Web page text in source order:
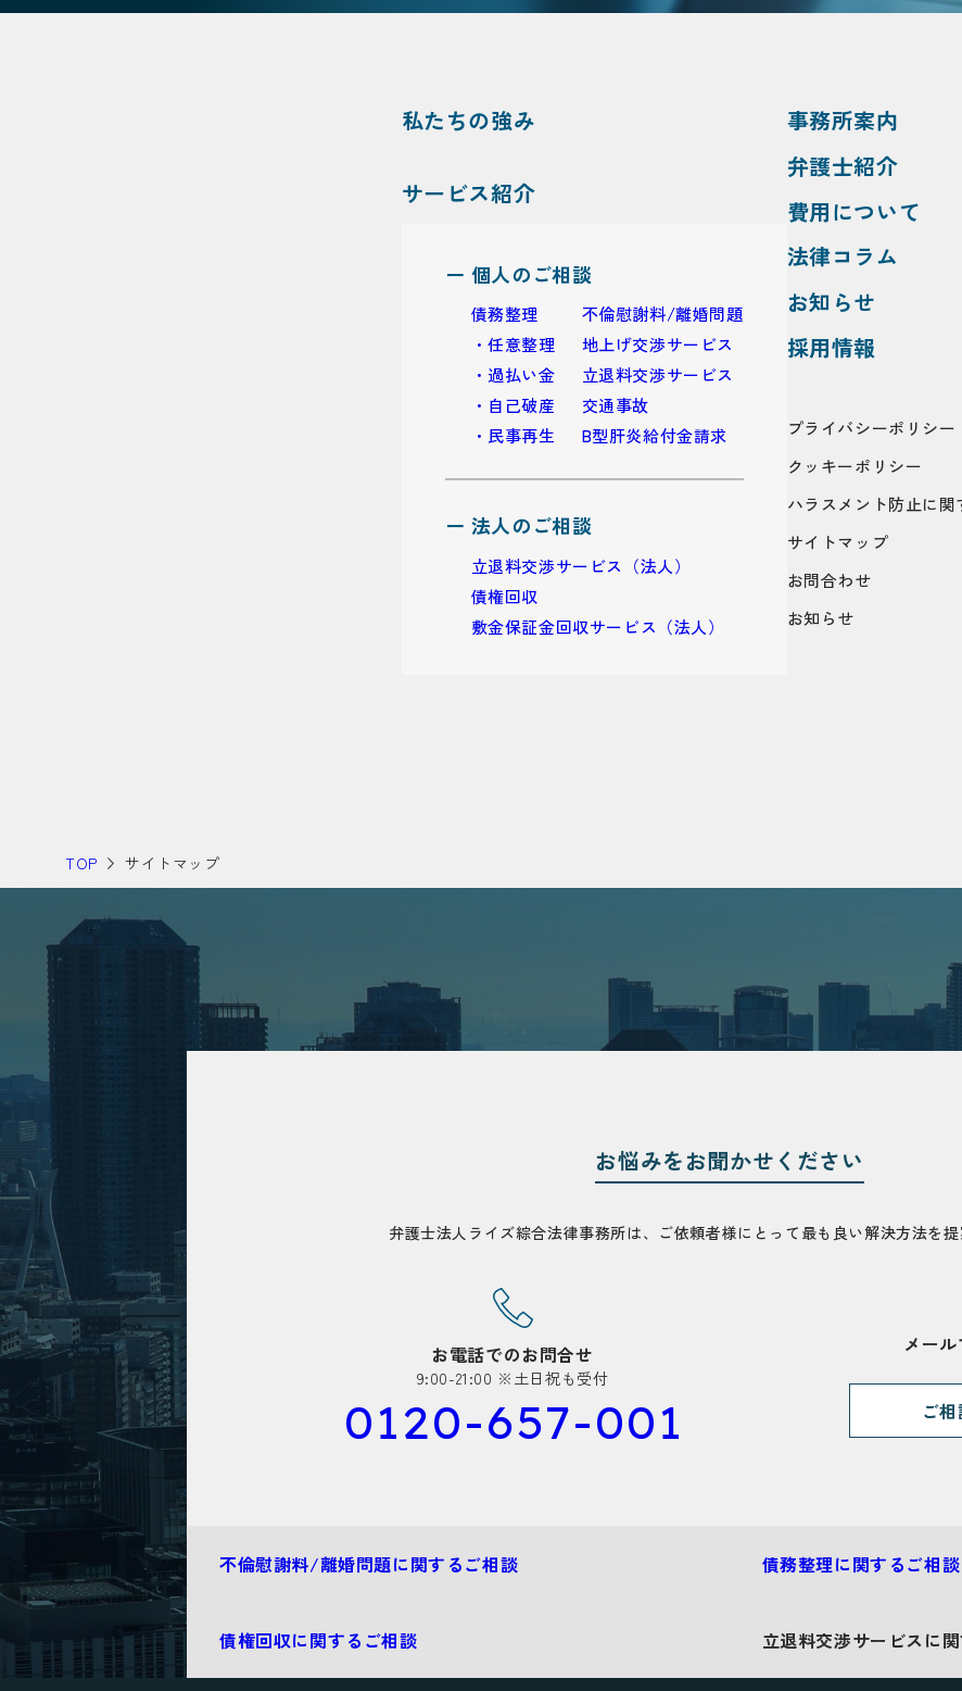
私たちの強み
サービス紹介
ー 個人のご相談
債務整理
・任意整理
・過払い金
・自己破産
・民事再生
不倫慰謝料/離婚問題
地上げ交渉サービス
立退料交渉サービス
交通事故
B型肝炎給付金請求
ー 法人のご相談
立退料交渉サービス（法人）
債権回収
敷金保証金回収サービス（法人）
事務所案内
弁護士紹介
費用について
法律コラム
お知らせ
採用情報
プライバシーポリシー
クッキーポリシー
ハラスメント防止に関
サイトマップ
お問合わせ
お知らせ
TOP サイトマップ
お悩みをお聞かせください
弁護士法人ライズ綜合法律事務所は、 ご依頼者様にとって 最も良い解決方法を提
お電話でのお問合せ
9:00-21:00 ※土日祝も受付
0120-657-001
メー
ご
不倫慰謝料/離婚問題に関するご相談 債務整理に関するご相談
債権回収に関するご相談 立退料交渉サービスに